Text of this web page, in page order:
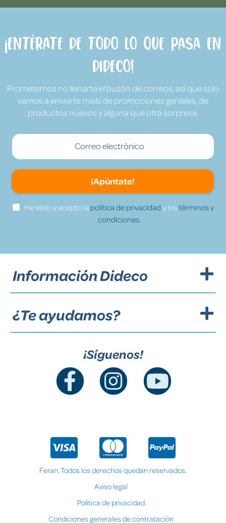
¡Entérate de todo lo que pasa en
Dideco!
Prometemos no llenarte el buzón de correos, así que solo
vamos a enviarte mails de promociones geniales, de
productos nuevos y alguna que otra sorpresa.
¡Apúntate!
He leído y acepto la política de privacidad y lostérminos y
condiciones.
Información Dideco
¿Te ayudamos?
¡Síguenos!
Feran. Todos los derechos quedan reservados.
Aviso legal
Política de privacidad
Condiciones generales de contratación